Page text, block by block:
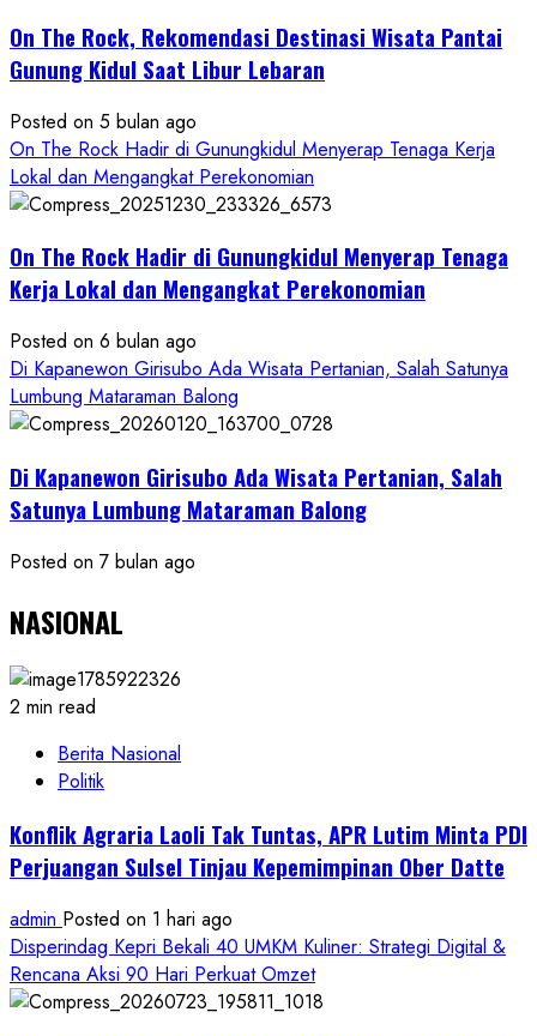
Wisata
Kekinian
On The Rock, Rekomendasi Destinasi Wisata Pantai
Gunung Kidul Saat Libur Lebaran
Posted on 5 bulan ago
On The Rock Hadir di Gunungkidul Menyerap Tenaga Kerja
Lokal dan Mengangkat Perekonomian
On The Rock Hadir di Gunungkidul Menyerap Tenaga
Kerja Lokal dan Mengangkat Perekonomian
Posted on 6 bulan ago
Di Kapanewon Girisubo Ada Wisata Pertanian, Salah Satunya
Lumbung Mataraman Balong
Di Kapanewon Girisubo Ada Wisata Pertanian, Salah
Satunya Lumbung Mataraman Balong
Posted on 7 bulan ago
NASIONAL
2 min read
Berita Nasional
Politik
Konflik Agraria Laoli Tak Tuntas, APR Lutim Minta PDI
Perjuangan Sulsel Tinjau Kepemimpinan Ober Datte
admin Posted on 1 hari ago
Disperindag Kepri Bekali 40 UMKM Kuliner: Strategi Digital &
Rencana Aksi 90 Hari Perkuat Omzet